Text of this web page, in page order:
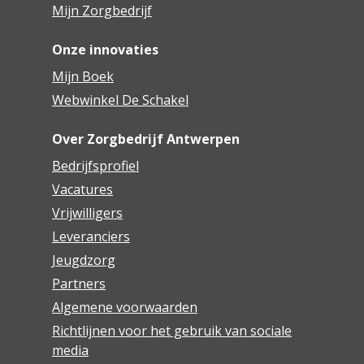
Woonzorgcentrum Lichtenberg
Woonzorgcentrum Lozanahof
Woonzorgcentrum Melgeshof
Woonzorgcentrum Ruytenburg
Woonzorgcentrum Sint Anna
Woonzorgcentrum Sint Bartholomeus
Vlinder Antwerpen
Woonzorgcentrum Vinck Heymans
Mijn Zorgbedrijf
Onze innovaties
Mijn Boek
Webwinkel De Schakel
Over Zorgbedrijf Antwerpen
Bedrijfsprofiel
Vacatures
Vrijwilligers
Leveranciers
Jeugdzorg
Partners
Algemene voorwaarden
Richtlijnen voor het gebruik van sociale
media